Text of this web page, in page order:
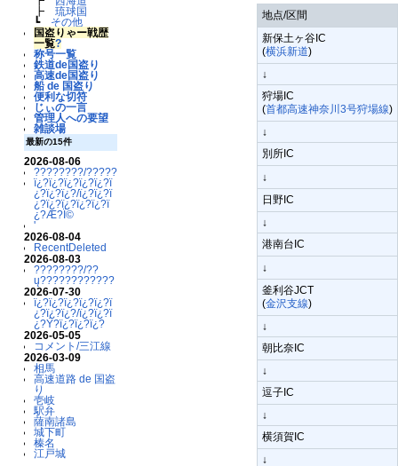
┣琉球国
┗ その他
国盗りゃー戦歴
一覧?
称号一覧
鉄道de国盗り
高速de国盗り
船 de 国盗り
便利な切符
じぃの一言
管理人への要望
雑談場
最新の15件
2026-08-06
????????/??????????
ï¿?ï¿?ï¿?ï¿?ï¿?ï
¿?ï¿?ï¿?/ï¿?ï¿?ï
¿?ï¿?ï¿?ï¿?ï¿?ï
¿?Æ?Ï©
'
2026-08-04
RecentDeleted
2026-08-03
????????/??
ų????????????
2026-07-30
ï¿?ï¿?ï¿?ï¿?ï¿?ï
¿?ï¿?ï¿?/ï¿?ï¿?ï
¿?Ý?ï¿?ï¿?ï¿?
2026-05-05
コメント/三江線
2026-03-09
相馬
高速道路 de 国盗
り
壱岐
駅弁
薩南諸島
城下町
榛名
江戸城
地点/区間
新保土ヶ谷IC
(横浜新道)
↓
狩場IC
(首都高速神奈川3号狩場線)
↓
別所IC
↓
日野IC
↓
港南台IC
↓
釜利谷JCT
(金沢支線)
↓
朝比奈IC
↓
逗子IC
↓
横須賀IC
↓